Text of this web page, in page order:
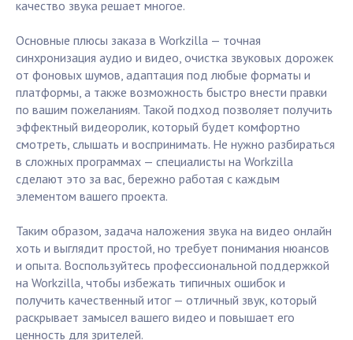
качество звука решает многое.
Основные плюсы заказа в Workzilla — точная
синхронизация аудио и видео, очистка звуковых дорожек
от фоновых шумов, адаптация под любые форматы и
платформы, а также возможность быстро внести правки
по вашим пожеланиям. Такой подход позволяет получить
эффектный видеоролик, который будет комфортно
смотреть, слышать и воспринимать. Не нужно разбираться
в сложных программах — специалисты на Workzilla
сделают это за вас, бережно работая с каждым
элементом вашего проекта.
Таким образом, задача наложения звука на видео онлайн
хоть и выглядит простой, но требует понимания нюансов
и опыта. Воспользуйтесь профессиональной поддержкой
на Workzilla, чтобы избежать типичных ошибок и
получить качественный итог — отличный звук, который
раскрывает замысел вашего видео и повышает его
ценность для зрителей.